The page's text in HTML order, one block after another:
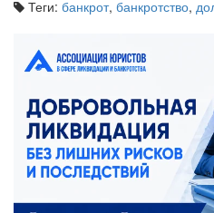
Теги: банкрот, банкротство,